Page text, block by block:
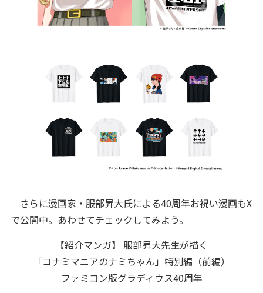
さらに漫画家・服部昇大氏による40周年お祝い漫画もX
で公開中。あわせてチェックしてみよう。
【紹介マンガ】 服部昇大先生が描く
「コナミマニアのナミちゃん」特別編（前編）
ファミコン版グラディウス40周年